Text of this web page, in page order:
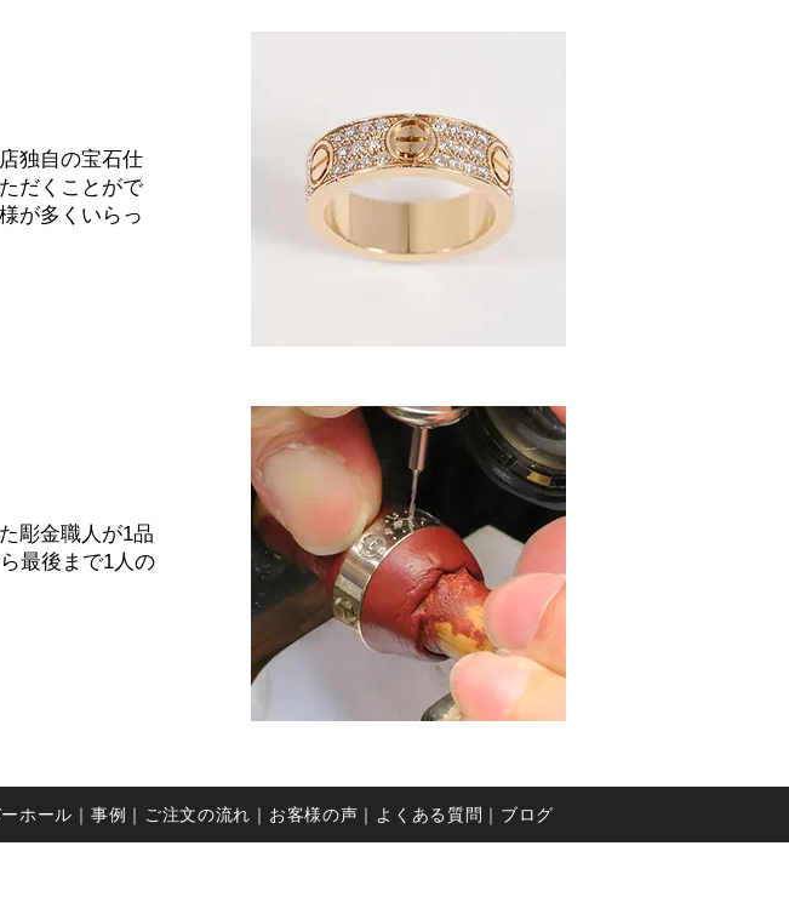
独自の宝石仕
だくことがで
が多くいらっ
彫金職人が1品
最後まで1人の
ホール ｜ 事例 ｜ご注文の流れ ｜お客様の声 ｜よくある質問 ｜ブログ